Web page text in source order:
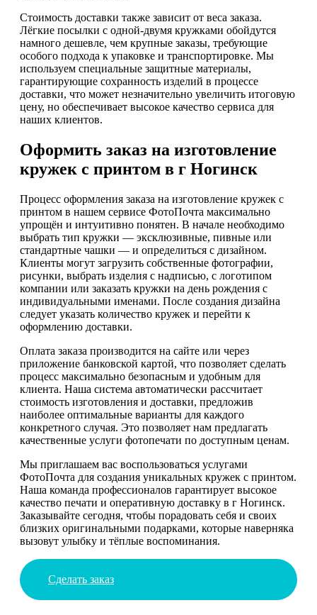
Стоимость доставки также зависит от веса заказа.
Лёгкие посылки с одной-двумя кружками обойдутся
намного дешевле, чем крупные заказы, требующие
особого подхода к упаковке и транспортировке. Мы
используем специальные защитные материалы,
гарантирующие сохранность изделий в процессе
доставки, что может незначительно увеличить итоговую
цену, но обеспечивает высокое качество сервиса для
наших клиентов.
Оформить заказ на изготовление
кружек с принтом в г Ногинск
Процесс оформления заказа на изготовление кружек с
принтом в нашем сервисе ФотоПочта максимально
упрощён и интуитивно понятен. В начале необходимо
выбрать тип кружки — эксклюзивные, пивные или
стандартные чашки — и определиться с дизайном.
Клиенты могут загрузить собственные фотографии,
рисунки, выбрать изделия с надписью, с логотипом
компании или заказать кружки на день рождения с
индивидуальными именами. После создания дизайна
следует указать количество кружек и перейти к
оформлению доставки.
Оплата заказа производится на сайте или через
приложение банковской картой, что позволяет сделать
процесс максимально безопасным и удобным для
клиента. Наша система автоматически рассчитает
стоимость изготовления и доставки, предложив
наиболее оптимальные варианты для каждого
конкретного случая. Это позволяет нам предлагать
качественные услуги фотопечати по доступным ценам.
Мы приглашаем вас воспользоваться услугами
ФотоПочта для создания уникальных кружек с принтом.
Наша команда профессионалов гарантирует высокое
качество печати и оперативную доставку в г Ногинск.
Заказывайте сегодня, чтобы порадовать себя и своих
близких оригинальными подарками, которые наверняка
вызовут улыбку и тёплые воспоминания.
Сделать заказ